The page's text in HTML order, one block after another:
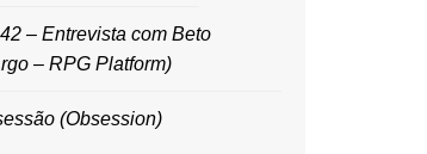
– Entrevista com Beto
– RPG Platform)
(Obsession)